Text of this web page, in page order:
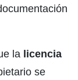
la licencia
se